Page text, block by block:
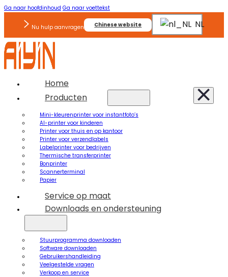
Ga naar hoofdinhoud Ga naar voettekst
Nu hulp aanvragen Chinese website NL
Home
Producten
Mini-kleurenprinter voor instantfoto’s
AI-printer voor kinderen
Printer voor thuis en op kantoor
Printer voor verzendlabels
Labelprinter voor bedrijven
Thermische transferprinter
Bonprinter
Scannerterminal
Papier
Service op maat
Downloads en ondersteuning
Stuurprogramma downloaden
Software downloaden
Gebruikershandleiding
Veelgestelde vragen
Verkoop en service